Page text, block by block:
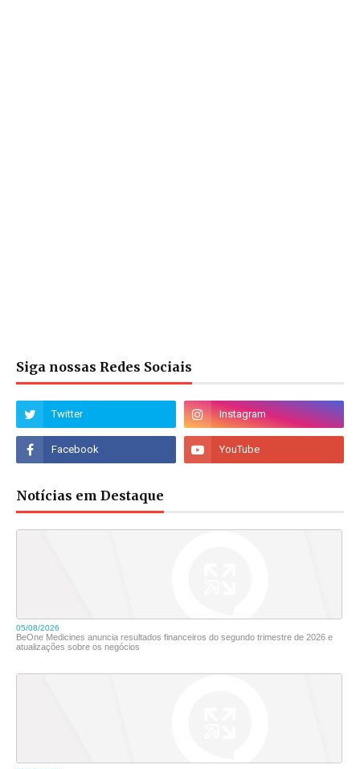
Siga nossas Redes Sociais
Notícias em Destaque